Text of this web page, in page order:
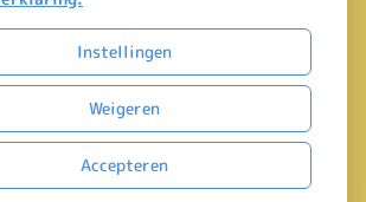
Uw Zorg Online|Beheer
Bezoek
onze
facebook
pagina
Cookie-instellingen Voorwaarden
Instellingen
Weigeren
Accepteren